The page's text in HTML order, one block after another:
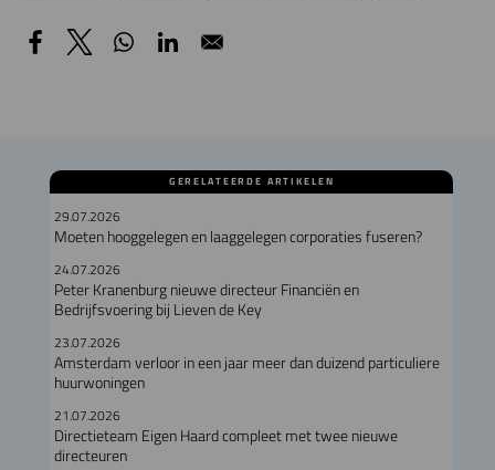
GERELATEERDE ARTIKELEN
29.07.2026
Moeten hooggelegen en laaggelegen corporaties fuseren?
24.07.2026
Peter Kranenburg nieuwe directeur Financiën en
Bedrijfsvoering bij Lieven de Key
23.07.2026
Amsterdam verloor in een jaar meer dan duizend particuliere
huurwoningen
21.07.2026
Directieteam Eigen Haard compleet met twee nieuwe
directeuren